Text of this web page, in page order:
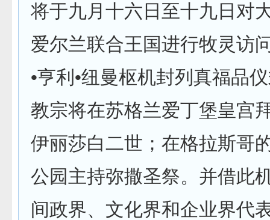
将于九月十六日至十九日对
爱尔兰联合王国进行牧灵访
•亨利•纽曼枢机封列真福品
教宗将在苏格兰爱丁堡皇宫
伊丽莎白二世；在格拉斯哥
公园主持弥撒圣祭。并借此
间政界、文化界和企业界代